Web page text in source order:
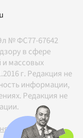
№ ФС77-67642
в сфере
массовых
г. Редакция не
информации,
Редакция не